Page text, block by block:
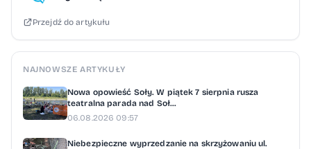
Przejdź do artykułu
NAJNOWSZE ARTYKUŁY
Nowa opowieść Soły. W piątek 7 sierpnia rusza
teatralna parada nad Soł...
06.08.2026 09:57
Niebezpieczne wyprzedzanie na skrzyżowaniu ul.